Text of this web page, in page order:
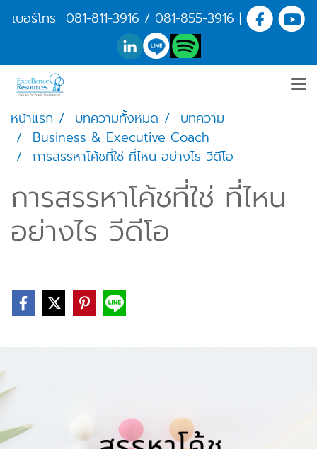
เบอร์โทร 081-811-3916 / 081-855-3916 |
หน้าแรก บทความทั้งหมด
บทความ
Business & Executive Coach
การสรรหาโค้ชที่ใช่ ที่ไหน อย่างไร วีดีโอ
การสรรหาโค้ชที่ใช่ ที่ไหน
อย่างไร วีดีโอ